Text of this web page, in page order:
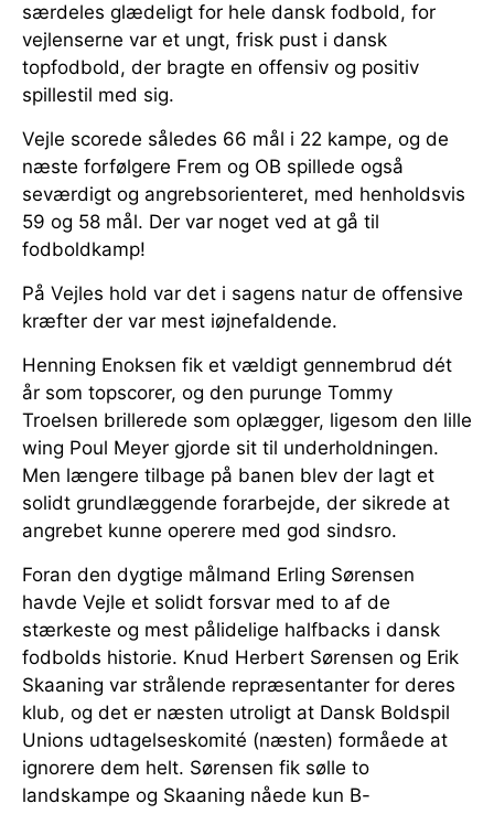
særdeles glædeligt for hele dansk fodbold, for
vejlenserne var et ungt, frisk pust i dansk
topfodbold, der bragte en offensiv og positiv
spillestil med sig.
Vejle scorede således 66 mål i 22 kampe, og de
næste forfølgere Frem og OB spillede også
seværdigt og angrebsorienteret, med henholdsvis
59 og 58 mål. Der var noget ved at gå til
fodboldkamp!
På Vejles hold var det i sagens natur de offensive
kræfter der var mest iøjnefaldende.
Henning Enoksen fik et vældigt gennembrud dét
år som topscorer, og den purunge Tommy
Troelsen brillerede som oplægger, ligesom den lille
wing Poul Meyer gjorde sit til underholdningen.
Men længere tilbage på banen blev der lagt et
solidt grundlæggende forarbejde, der sikrede at
angrebet kunne operere med god sindsro.
Foran den dygtige målmand Erling Sørensen
havde Vejle et solidt forsvar med to af de
stærkeste og mest pålidelige halfbacks i dansk
fodbolds historie. Knud Herbert Sørensen og Erik
Skaaning var strålende repræsentanter for deres
klub, og det er næsten utroligt at Dansk Boldspil
Unions udtagelseskomité (næsten) formåede at
ignorere dem helt. Sørensen fik sølle to
landskampe og Skaaning nåede kun B-